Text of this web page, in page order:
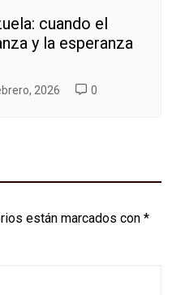
cuando el
y la esperanza
2026 0
están marcados con *